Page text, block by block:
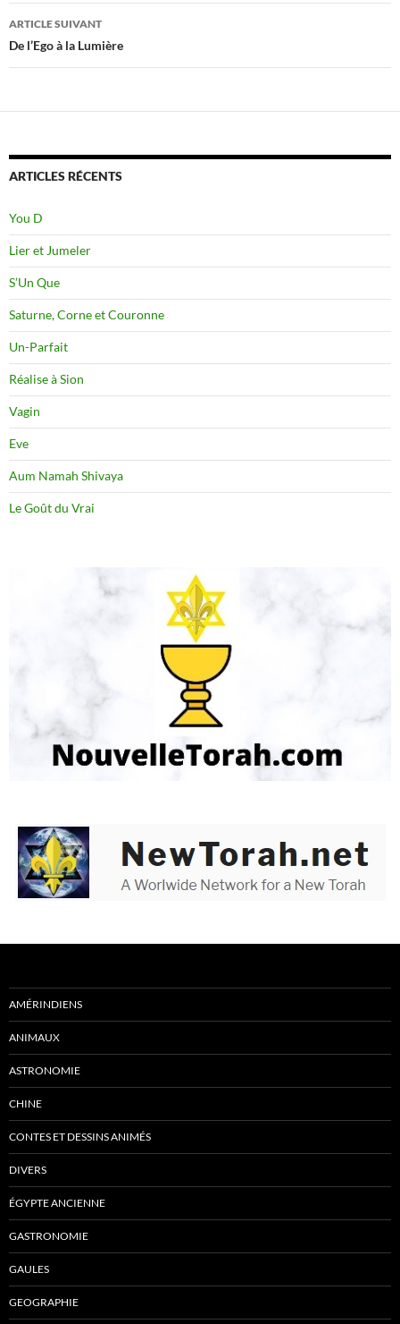
articles
ARTICLE SUIVANT
De l’Ego à la Lumière
ARTICLES RÉCENTS
You D
Lier et Jumeler
S’Un Que
Saturne, Corne et Couronne
Un-Parfait
Réalise à Sion
Vagin
Eve
Aum Namah Shivaya
Le Goût du Vrai
AMÉRINDIENS
ANIMAUX
ASTRONOMIE
CHINE
CONTES ET DESSINS ANIMÉS
DIVERS
ÉGYPTE ANCIENNE
GASTRONOMIE
GAULES
GEOGRAPHIE